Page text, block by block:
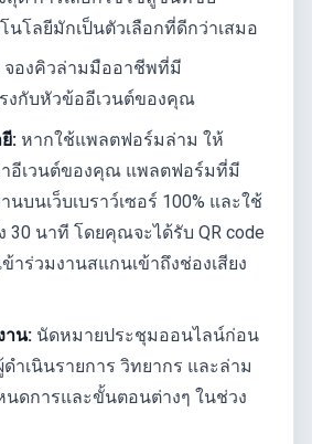
นโลยีมักเป็นตัวเลือกที่ดีกว่าเสมอ
จองคิวล่ามมืออาชีพที่มี
งกับหัวข้ออีเวนต์ของคุณ
: หากใช้แพลตฟอร์มล่าม ให้
าอีเวนต์ของคุณ แพลตฟอร์มที่มี
บนเว็บเบราว์เซอร์ 100% และใช้
30 นาที โดยคุณจะได้รับ QR code
ข้าร่วมงานสแกนเข้าถึงช่องเสียง
าน: นัดหมายประชุมออนไลน์ก่อน
ำเนินรายการ วิทยากร และล่าม
ดการและขั้นตอนต่างๆ ในช่วง